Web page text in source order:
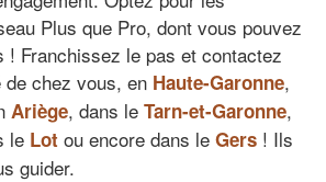
Plus que Pro, dont vous pouvez
Franchissez le pas et contactez
chez vous, en Haute-Garonne,
Ariège, dans le Tarn-et-Garonne,
le Lot ou encore dans le Gers ! Ils
guider.